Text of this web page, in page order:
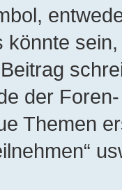
könnte
der
Themen